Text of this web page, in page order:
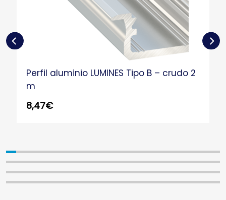
Perfil aluminio LUMINES Tipo B – crudo 2
m
8,47€